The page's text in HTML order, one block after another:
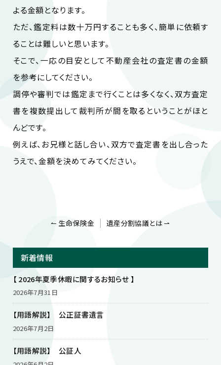
よる金額となります。
ただ、鑑定料は数十万円することも多く、簡単に依頼す
ることは難しいと思います。
そこで、一応の目安として不動産会社の査定書の金額
を参考にしてください。
調停や審判では鑑定まで行くことは多くなく、双方査定
書を複数提出して裁判所が間を取るということがほと
んどです。
例えば、お兄様と話し合い、双方で査定書を出し合った
うえで、金額を決めてみてください。
ビ
ー
シ
ョ
ン
↼ 生命保険金 遺産分割協議とは ⇀
新着情報
【 2026年夏季休暇に関するお知らせ 】
2026年7月31日
【用語解説】 公正証書遺言
2026年7月2日
【用語解説】 公証人